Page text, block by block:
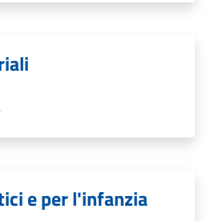
e per l'infanzia